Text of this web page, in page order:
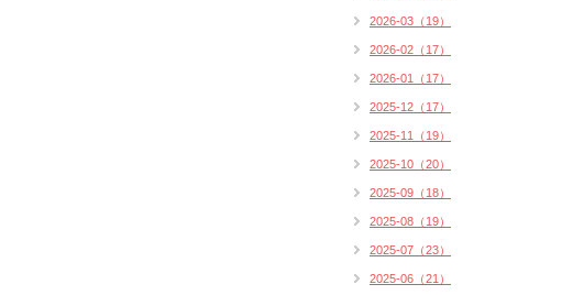
2026-03（19）
2026-02（17）
2026-01（17）
2025-12（17）
2025-11（19）
2025-10（20）
2025-09（18）
2025-08（19）
2025-07（23）
2025-06（21）